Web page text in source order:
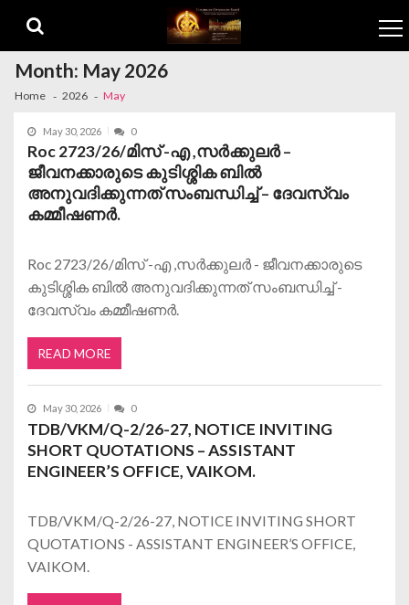
Month: May 2026
Home 2026 May
May 30, 2026 0
Roc 2723/26/മിസ് -എ ,സർക്കുലർ –
ജീവനക്കാരുടെ കുടിശ്ശിക ബിൽ
അനുവദിക്കുന്നത് സംബന്ധിച്ച് – ദേവസ്വം
കമ്മീഷണർ.
Roc 2723/26/മിസ് -എ ,സർക്കുലർ - ജീവനക്കാരുടെ
കുടിശ്ശിക ബിൽ അനുവദിക്കുന്നത് സംബന്ധിച്ച് -
ദേവസ്വം കമ്മീഷണർ.
READ MORE
May 30, 2026 0
TDB/VKM/Q-2/26-27, NOTICE INVITING
SHORT QUOTATIONS – ASSISTANT
ENGINEER’S OFFICE, VAIKOM.
TDB/VKM/Q-2/26-27, NOTICE INVITING SHORT
QUOTATIONS - ASSISTANT ENGINEER’S OFFICE,
VAIKOM.